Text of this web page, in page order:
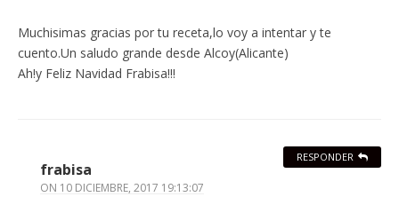
Muchisimas gracias por tu receta,lo voy a intentar y te
cuento.Un saludo grande desde Alcoy(Alicante)
Ah!y Feliz Navidad Frabisa!!!
frabisa
ON 10 DICIEMBRE, 2017 19:13:07
RESPONDER